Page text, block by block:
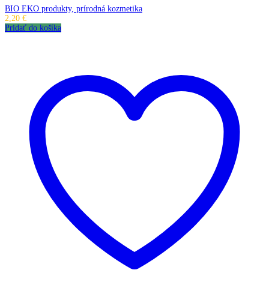
BIO EKO produkty, prírodná kozmetika
2,20 €
Pridať do košíka